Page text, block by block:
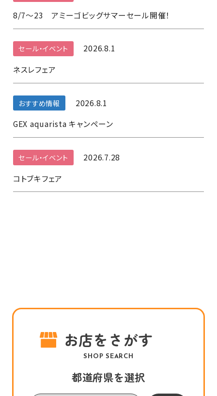
8/7～23 アミーゴビッグサマーセール開催！
セール・イベント
2026.8.1
ネスレフェア
おすすめ情報
2026.8.1
GEX aquarista キャンペーン
セール・イベント
2026.7.28
コトブキフェア
お店をさがす
SHOP SEARCH
都道府県を選択